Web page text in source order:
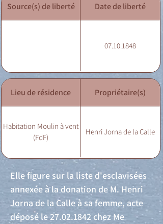
Source(s) de liberté Date de liberté
07.10.1848
Lieu de résidence Propriétaire(s)
Habitation Moulin à vent
(FdF)
Henri Jorna de la Calle
Elle figure sur la liste d'esclavisées
annexée à la donation de M. Henri
Jorna de la Calle à sa femme, acte
déposé le27.02.1842 chez Me